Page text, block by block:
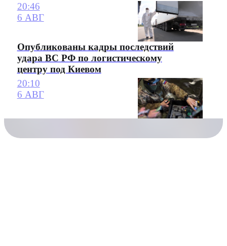
20:46
6 АВГ
Опубликованы кадры последствий
удара ВС РФ по логистическому
центру под Киевом
20:10
6 АВГ